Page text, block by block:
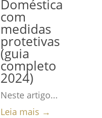
Doméstica
com
medidas
protetivas
(guia
completo
2024)
Neste artigo...
Leia mais →